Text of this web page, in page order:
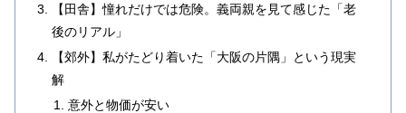
【田舎】憧れだけでは危険。義両親を見て感じた「老
後のリアル」
【郊外】私がたどり着いた「大阪の片隅」という現実
解
意外と物価が安い